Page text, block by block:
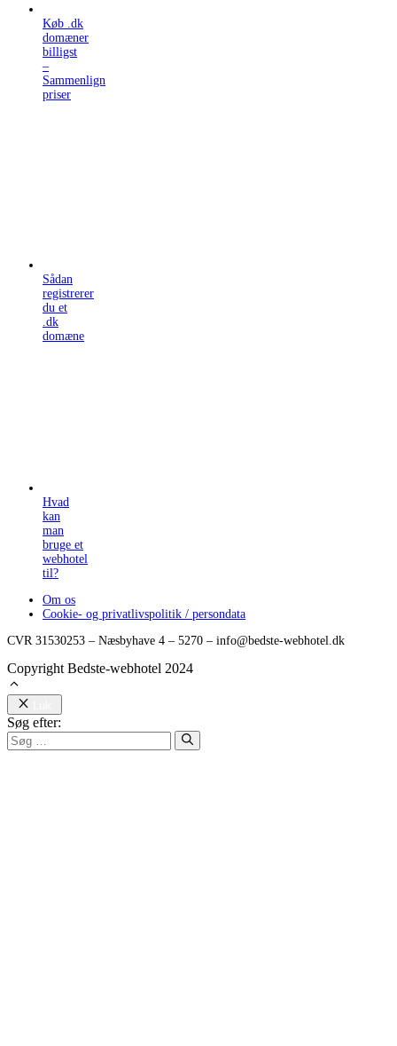
Køb .dk
domæner
billigst
–
Sammenlign
priser
Sådan
registrerer
du et
.dk
domæne
Hvad
kan
man
bruge et
webhotel
til?
Om os
Cookie- og privatlivspolitik / persondata
CVR 31530253 – Næsbyhave 4 – 5270 – info@bedste-webhotel.dk
Copyright Bedste-webhotel 2024
Søg efter: